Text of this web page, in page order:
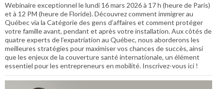
Webinaire exceptionnel le lundi 16 mars 2026 à 17 h (heure de Paris)
et à 12 PM (heure de Floride). Découvrez comment immigrer au
Québec via la Catégorie des gens d’affaires et comment protéger
votre famille avant, pendant et après votre installation. Aux côtés de
quatre experts de l’expatriation au Québec, nous aborderons les
meilleures stratégies pour maximiser vos chances de succès, ainsi
que les enjeux de la couverture santé internationale, un élément
essentiel pour les entrepreneurs en mobilité. Inscrivez-vous ici !